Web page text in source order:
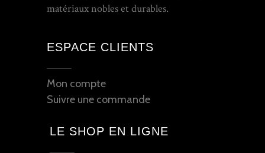
matériaux nobles et durables.
ESPACE CLIENTS
Mon compte
Suivre une commande
LE SHOP EN LIGNE